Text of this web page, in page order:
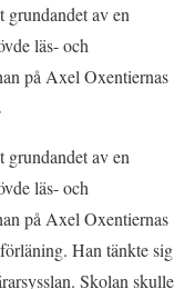
av en
läs- och
på Axel Oxentiernas
av en
läs- och
på Axel Oxentiernas
Han tänkte sig
Skolan skulle